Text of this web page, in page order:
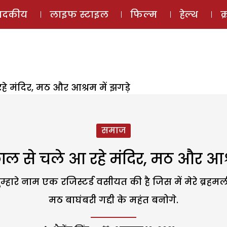
ई-मैगज़ीन
लाइफ स्टाइल फिल्म हेल्थ
मंदिर, मठ और आश्रम में झगड़े
समाज
से चले आ रहे मंदिर, मठ और
नाम एक रजिस्टर्ड वसीयत की है जिस में मेरे
मठ बाघंबरी गद्दी के महंत बनोगे.